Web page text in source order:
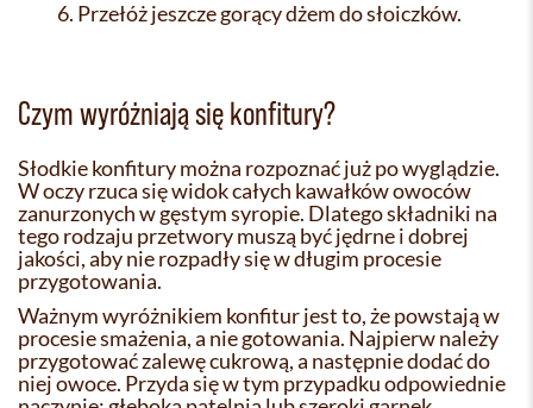
Przełóż jeszcze gorący dżem do słoiczków.
Czym wyróżniają się konfitury?
Słodkie konfitury można rozpoznać już po wyglądzie.
W oczy rzuca się widok całych kawałków owoców
zanurzonych w gęstym syropie. Dlatego składniki na
tego rodzaju przetwory muszą być jędrne i dobrej
jakości, aby nie rozpadły się w długim procesie
przygotowania.
Ważnym wyróżnikiem konfitur jest to, że powstają w
procesie smażenia, a nie gotowania. Najpierw należy
przygotować zalewę cukrową, a następnie dodać do
niej owoce. Przyda się w tym przypadku odpowiednie